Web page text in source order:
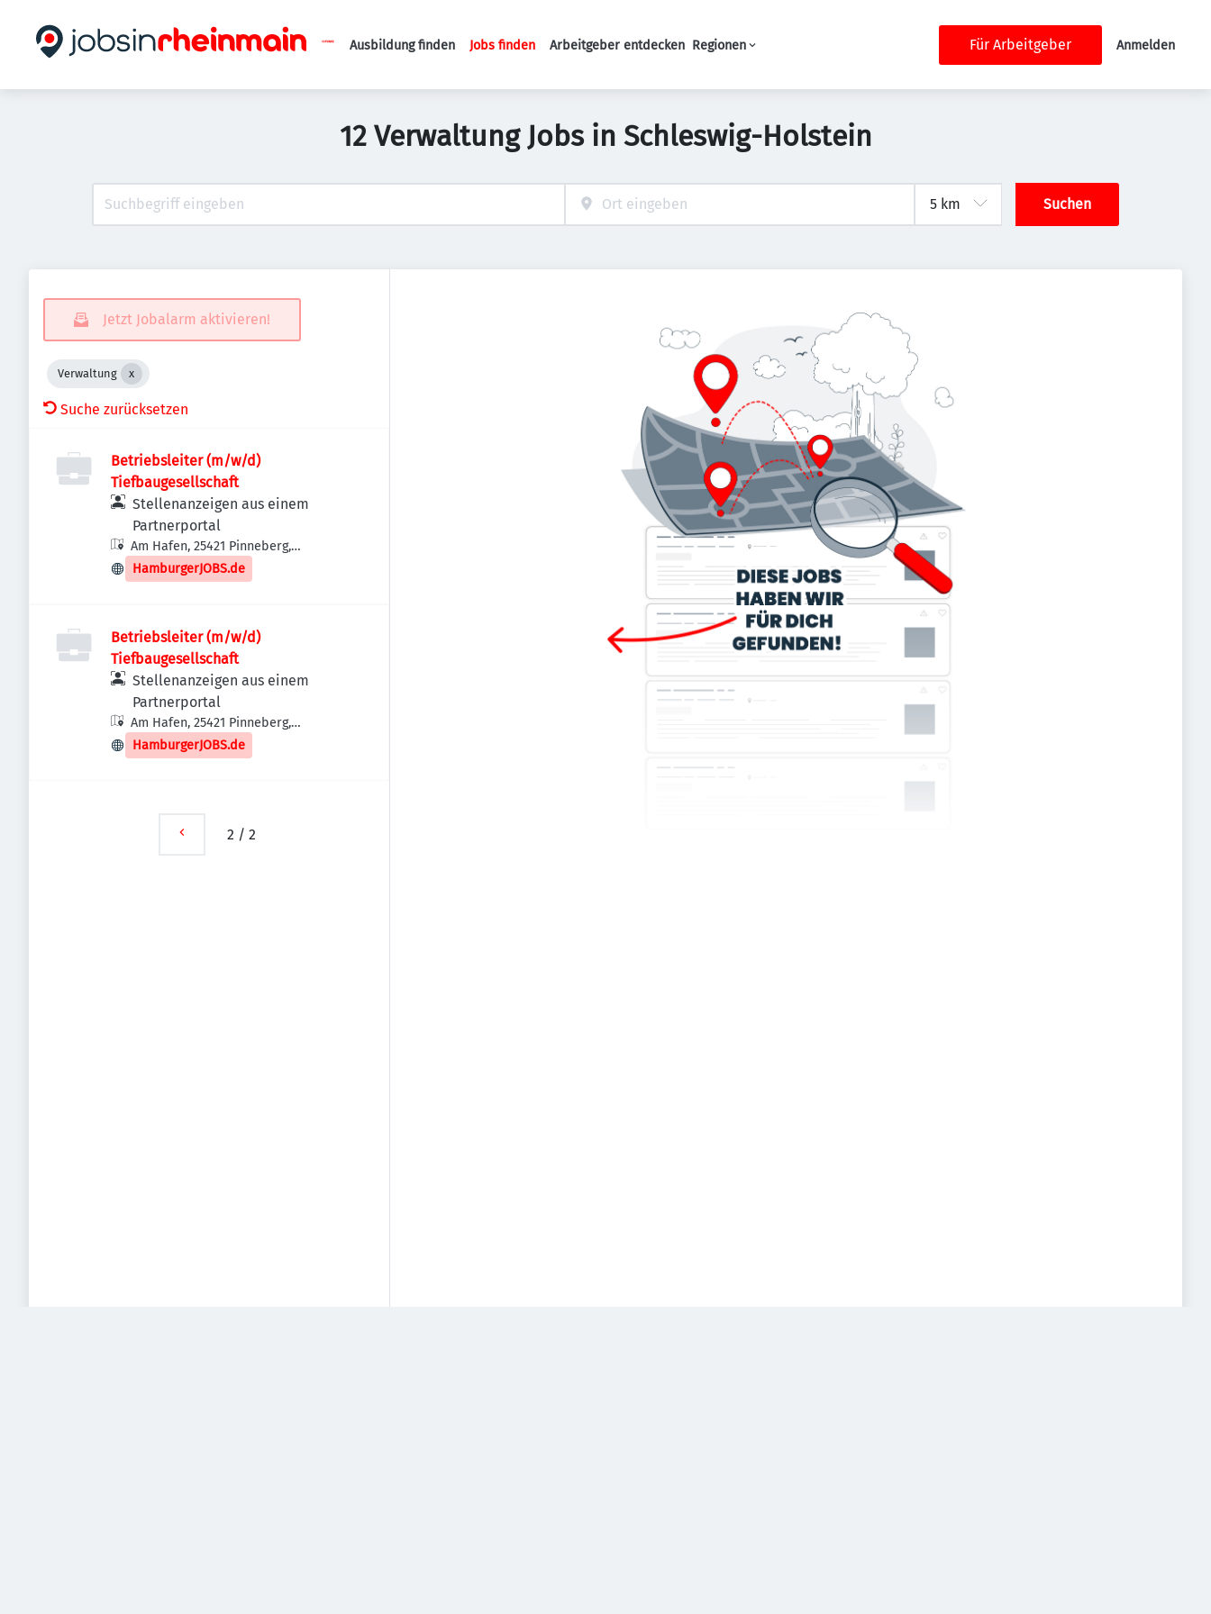
Haupt-Navigation
Ausbildung finden Jobs finden Arbeitgeber entdecken Regionen Für Arbeitgeber Anmelden
12 Verwaltung Jobs in Schleswig-Holstein
Suchen
Jetzt Jobalarm aktivieren!
Verwaltung
Suche zurücksetzen
Betriebsleiter (m/w/d)
Tiefbaugesellschaft
Stellenanzeigen aus einem
Partnerportal
Am Hafen, 25421 Pinneberg,
Deutschland
HamburgerJOBS.de
Betriebsleiter (m/w/d)
Tiefbaugesellschaft
Stellenanzeigen aus einem
Partnerportal
Am Hafen, 25421 Pinneberg,
Deutschland
HamburgerJOBS.de
2 / 2